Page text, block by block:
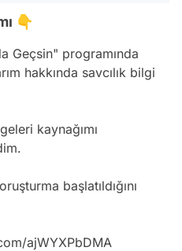
👇
Geçsin" programında
hakkında savcılık bilgi
kaynağımı
başlatıldığını
ajWYXPbDMA